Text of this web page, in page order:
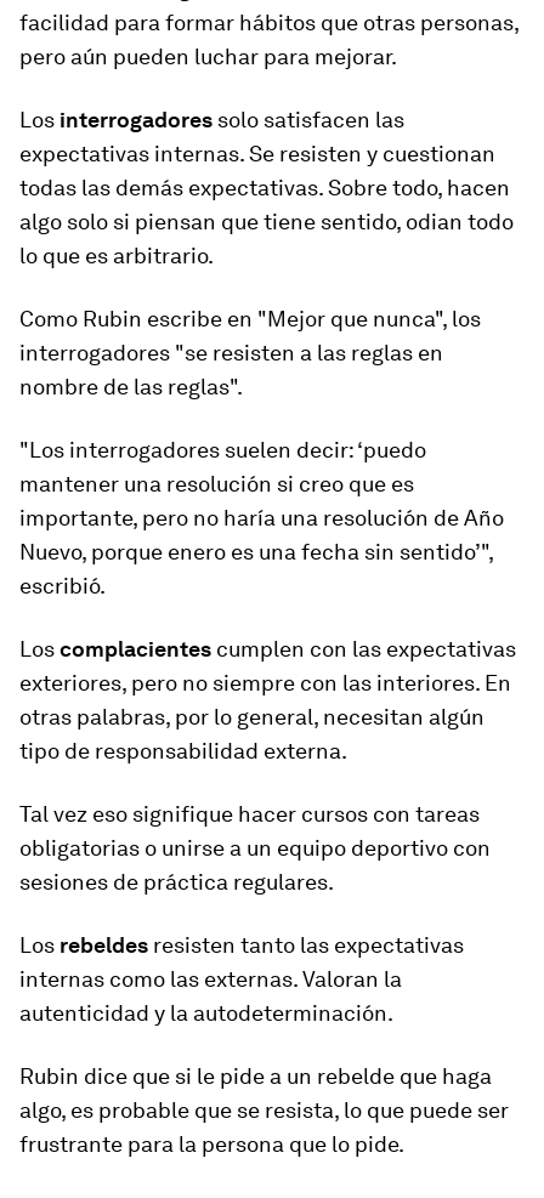
facilidad para formar hábitos que otras personas,
pero aún pueden luchar para mejorar.
Los interrogadores solo satisfacen las
expectativas internas. Se resisten y cuestionan
todas las demás expectativas. Sobre todo, hacen
algo solo si piensan que tiene sentido, odian todo
lo que es arbitrario.
Como Rubin escribe en "Mejor que nunca", los
interrogadores "se resisten a las reglas en
nombre de las reglas".
"Los interrogadores suelen decir: ‘puedo
mantener una resolución si creo que es
importante, pero no haría una resolución de Año
Nuevo, porque enero es una fecha sin sentido’",
escribió.
Loscomplacientes cumplen con las expectativas
exteriores, pero no siempre con las interiores. En
otras palabras, por lo general, necesitan algún
tipo de responsabilidad externa.
Tal vez eso signifique hacer cursos con tareas
obligatorias o unirse a un equipo deportivo con
sesiones de práctica regulares.
Los rebeldes resisten tanto las expectativas
internas como las externas. Valoran la
autenticidad y la autodeterminación.
Rubin dice que si le pide a un rebelde que haga
algo, es probable que se resista, lo que puede ser
frustrante para la persona que lo pide.